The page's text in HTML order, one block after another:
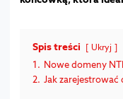
Spis treści Ukryj
1. Nowe domeny
2. Jak zarejestrować